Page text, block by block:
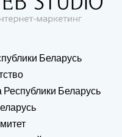
Беларусь
Беларусь